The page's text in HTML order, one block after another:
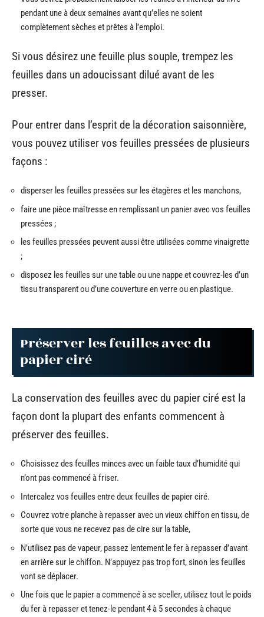
pendant une à deux semaines avant qu’elles ne soient
complètement sèches et prêtes à l’emploi.
Si vous désirez une feuille plus souple, trempez les
feuilles dans un adoucissant dilué avant de les
presser.
Pour entrer dans l’esprit de la décoration saisonnière,
vous pouvez utiliser vos feuilles pressées de plusieurs
façons :
disperser les feuilles pressées sur les étagères et les manchons,
faire une pièce maîtresse en remplissant un panier avec vos feuilles
pressées ;
les feuilles pressées peuvent aussi être utilisées comme vinaigrette
;
disposez les feuilles sur une table ou une nappe et couvrez-les d’un
tissu transparent ou d’une couverture en verre ou en plastique.
Préserver les feuilles avec du
papier ciré
La conservation des feuilles avec du papier ciré est la
façon dont la plupart des enfants commencent à
préserver des feuilles.
Choisissez des feuilles minces avec un faible taux d’humidité qui
n’ont pas commencé à friser.
Intercalez vos feuilles entre deux feuilles de papier ciré.
Couvrez votre planche à repasser avec un vieux chiffon en tissu, de
sorte que vous ne recevez pas de cire sur la table,
N’utilisez pas de vapeur, passez lentement le fer à repasser d’avant
en arrière sur le chiffon. N’appuyez pas trop fort, sinon les feuilles
vont se déplacer.
Une fois que le papier a commencé à se sceller, utilisez tout le poids
du fer à repasser et tenez-le pendant 4 à 5 secondes à chaque